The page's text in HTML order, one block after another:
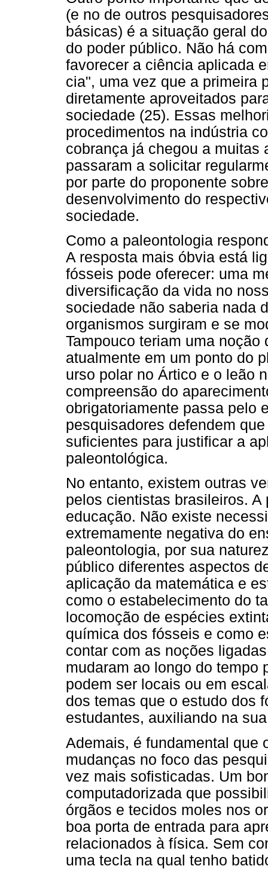
(e no de outros
básicas) é a situação geral
do poder público. Não há
favorecer a ciência aplicada
cia", uma vez que a primeira
diretamente aproveitados
sociedade (25). Essas
procedimentos na indústria
cobrança já chegou a muitas
passaram a solicitar
por parte do proponente
desenvolvimento do
sociedade.
Como a paleontologia
A resposta mais óbvia está
fósseis pode oferecer: uma
diversificação da vida no
sociedade não saberia nada
organismos surgiram e se
Tampouco teriam uma
atualmente em um ponto do
urso polar no Ártico e o leão
compreensão do
obrigatoriamente passa pelo
pesquisadores defendem
suficientes para justificar a
paleontológica.
No entanto, existem outras
pelos cientistas brasileiros.
educação. Não existe
extremamente negativa do
paleontologia, por sua
público diferentes aspectos
aplicação da matemática e
como o estabelecimento do
locomoção de espécies
química dos fósseis e como
contar com as noções
mudaram ao longo do tempo
podem ser locais ou em
dos temas que o estudo dos
estudantes, auxiliando na
Ademais, é fundamental que
mudanças no foco das
vez mais sofisticadas. Um
computadorizada que
órgãos e tecidos moles nos
boa porta de entrada para
relacionados à física. Sem
uma tecla na qual tenho